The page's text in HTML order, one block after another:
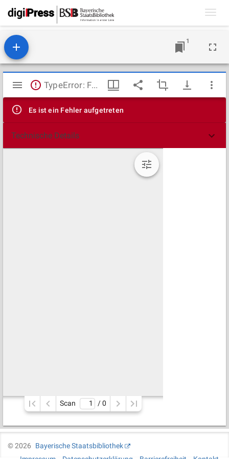
1
Mirador
Viewer
TypeError: Failed to fetch
Es ist ein Fehler aufgetreten
Technische Details
Scan / 0
©2026
Bayerische Staatsbibliothek